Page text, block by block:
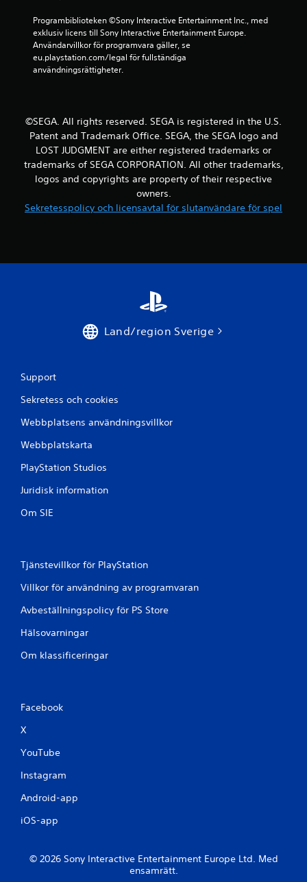
Programbiblioteken ©Sony Interactive Entertainment Inc., med
exklusiv licens till Sony Interactive Entertainment Europe.
Användarvillkor för programvara gäller, se
eu.playstation.com/legal för fullständiga
användningsrättigheter.
©SEGA. All rights reserved. SEGA is registered in the U.S.
Patent and Trademark Office. SEGA, the SEGA logo and
LOST JUDGMENT are either registered trademarks or
trademarks of SEGA CORPORATION. All other trademarks,
logos and copyrights are property of their respective
owners.
Sekretesspolicy och licensavtal för slutanvändare för spel
Land/region Sverige
Support
Sekretess och cookies
Webbplatsens användningsvillkor
Webbplatskarta
PlayStation Studios
Juridisk information
Om SIE
Tjänstevillkor för PlayStation
Villkor för användning av programvaran
Avbeställningspolicy för PS Store
Hälsovarningar
Om klassificeringar
Facebook
X
YouTube
Instagram
Android-app
iOS-app
© 2026 Sony Interactive Entertainment Europe Ltd. Med
ensamrätt.